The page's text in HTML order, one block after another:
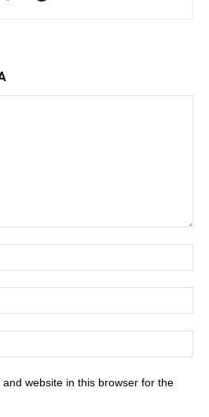
website in this browser for the